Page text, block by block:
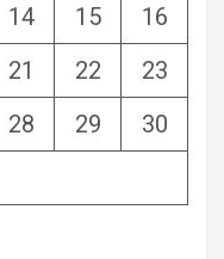
14 15
16
21 22
23
28 29
30